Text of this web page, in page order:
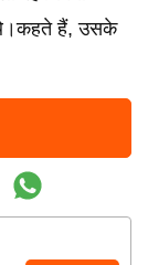
थे।कहते हैं, उसके